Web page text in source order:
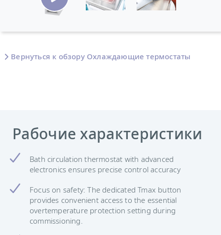
Вернуться к обзору Охлаждающие термостаты
Рабочие характеристики
Bath circulation thermostat with advanced
electronics ensures precise control accuracy
Focus on safety: The dedicated Tmax button
provides convenient access to the essential
overtemperature protection setting during
commissioning.